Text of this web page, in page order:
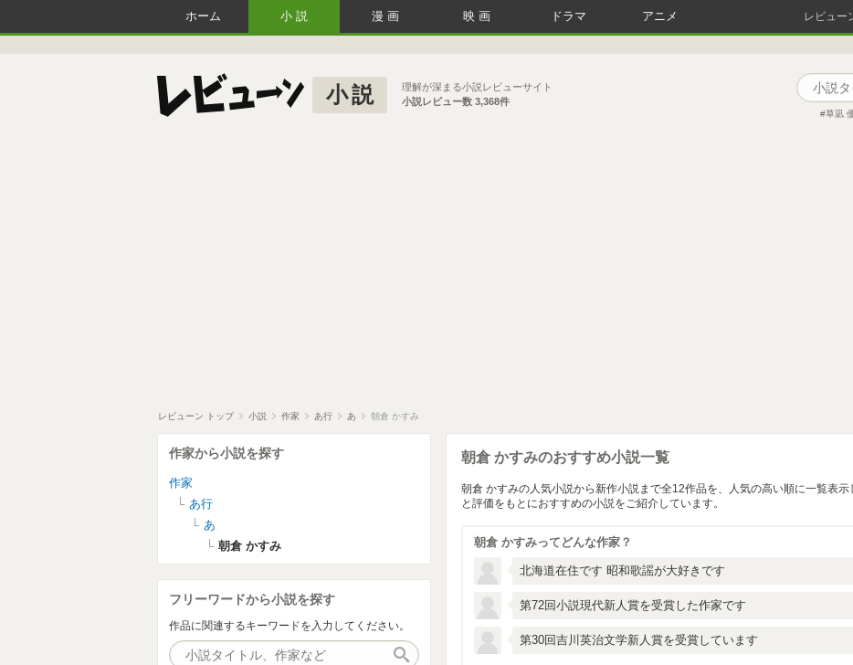
ホーム 小説 漫画 映画 ドラマ アニメ レビュー
小説
理解が深まる小説レビューサイト
小説レビュー数 3,368件
草凪
レビューン トップ 小説 作家 あ行 あ 朝倉 かすみ
朝倉 かすみのおすすめ小説一覧
朝倉 かすみの人気小説から新作小説まで全12作品を、人気の高い順に一覧表
と評価をもとにおすすめの小説をご紹介しています。
朝倉 かすみってどんな作家？
北海道在住です 昭和歌謡が大好きです
第72回小説現代新人賞を受賞した作家です
第30回吉川英治文学新人賞を受賞しています
作家から小説を探す
作家
あ行
あ
朝倉 かすみ
フリーワードから小説を探す
作品に関連するキーワードを入力してください。
作品検索